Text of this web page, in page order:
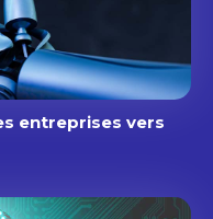
entreprises vers